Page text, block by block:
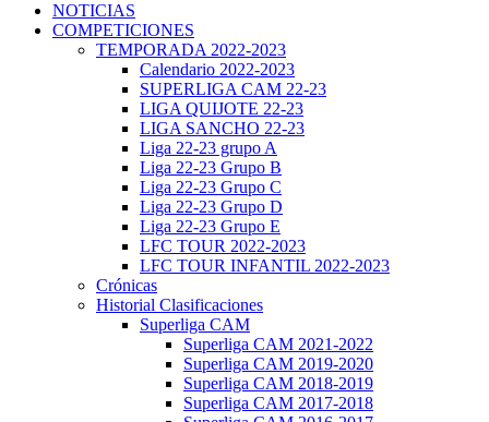
NOTICIAS
COMPETICIONES
TEMPORADA 2022-2023
Calendario 2022-2023
SUPERLIGA CAM 22-23
LIGA QUIJOTE 22-23
LIGA SANCHO 22-23
Liga 22-23 grupo A
Liga 22-23 Grupo B
Liga 22-23 Grupo C
Liga 22-23 Grupo D
Liga 22-23 Grupo E
LFC TOUR 2022-2023
LFC TOUR INFANTIL 2022-2023
Crónicas
Historial Clasificaciones
Superliga CAM
Superliga CAM 2021-2022
Superliga CAM 2019-2020
Superliga CAM 2018-2019
Superliga CAM 2017-2018